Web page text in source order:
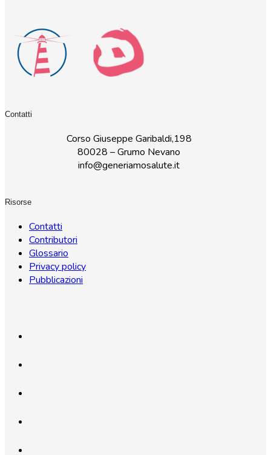
Contatti
Corso Giuseppe Garibaldi,198
80028 – Grumo Nevano
info@generiamosalute.it
Risorse
Contatti
Contributori
Glossario
Privacy policy
Pubblicazioni